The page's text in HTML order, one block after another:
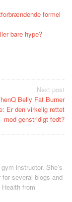
formel
bare hype?
Next post
Belly Fat Burner
Er den virkelig rettet
mod genstridigt fedt?
instructor. She’s
several blogs and
from